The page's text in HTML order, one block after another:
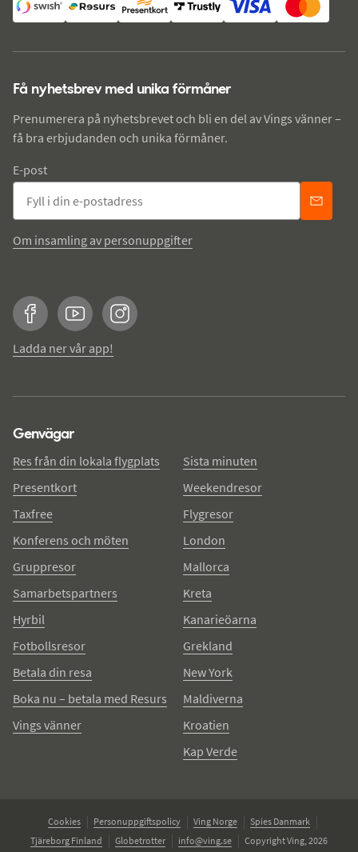
Få nyhetsbrev med unika förmåner
Prenumerera på nyhetsbrevet och bli en del av Vings vänner –
få bra erbjudanden och unika förmåner.
E-post
Om insamling av personuppgifter
FacebookYouTubeInstagram
Ladda ner vår app!
Genvägar
Res från din lokala flygplats
Presentkort
Taxfree
Konferens och möten
Gruppresor
Samarbetspartners
Hyrbil
Fotbollsresor
Betala din resa
Boka nu – betala med Resurs
Vings vänner
Sista minuten
Weekendresor
Flygresor
London
Mallorca
Kreta
Kanarieöarna
Grekland
New York
Maldiverna
Kroatien
Kap Verde
Cookies Personuppgiftspolicy Ving Norge
Spies Danmark
Tjäreborg Finland
Globetrotter info@ving.se Copyright Ving, 2026